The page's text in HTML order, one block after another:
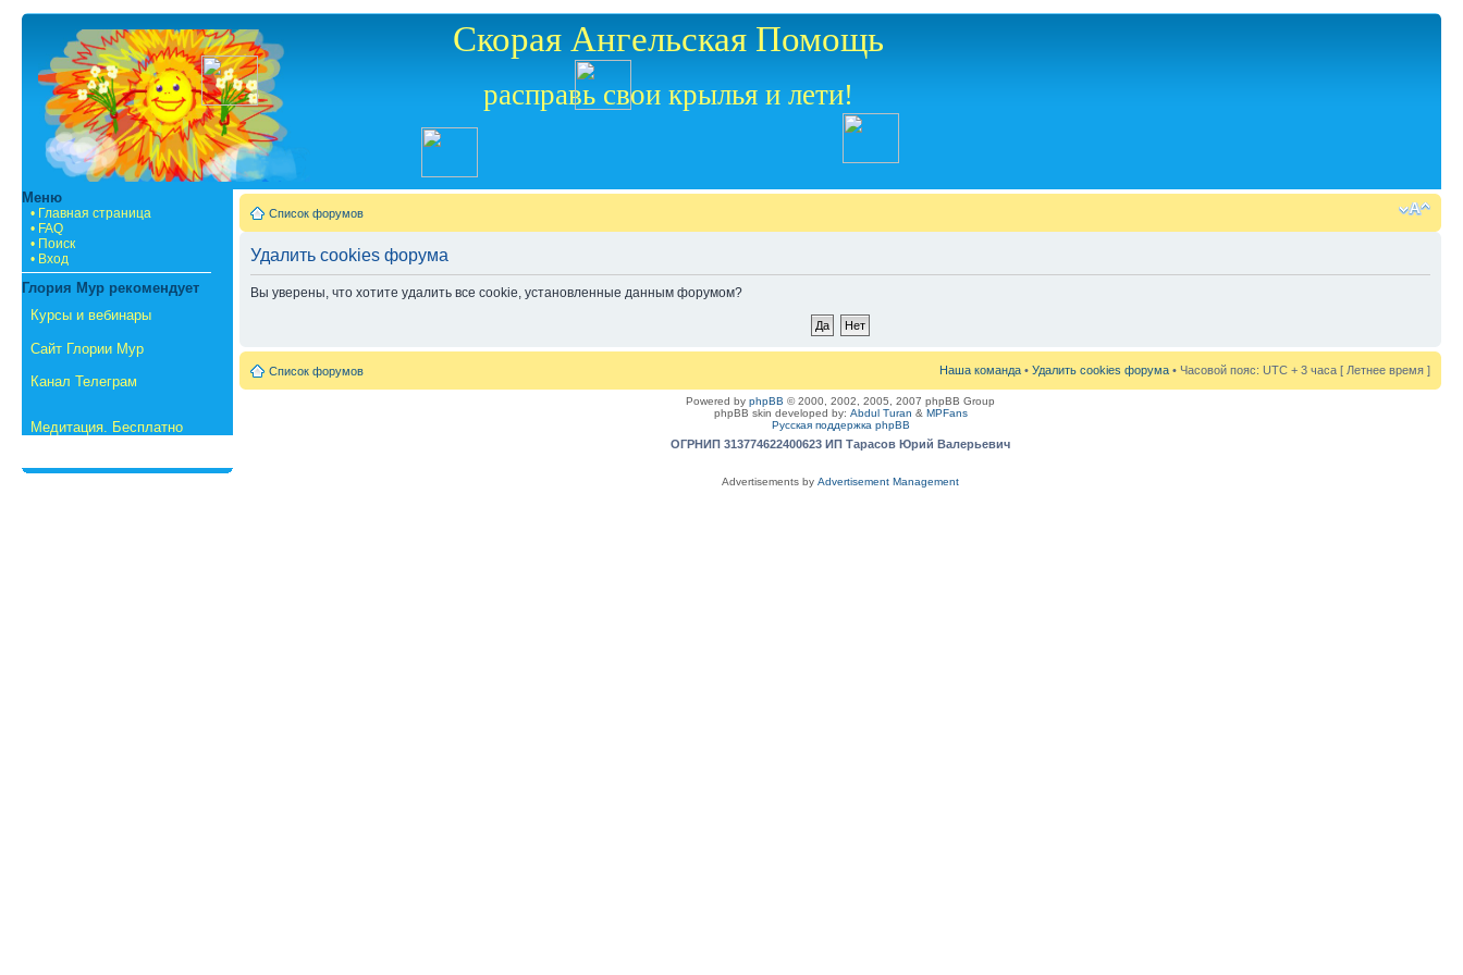
Скорая Ангельская Помощь
расправь свои крылья и лети!
Меню
• Главная страница
• FAQ
• Поиск
• Вход
Глория Мур рекомендует
Курсы и вебинары
Сайт Глории Мур
Канал Телеграм
Медитация. Бесплатно
Список форумов
Удалить cookies форума
Вы уверены, что хотите удалить все cookie, установленные данным форумом?
Список форумов Наша команда • Удалить cookies форума • Часовой пояс: UTC + 3 часа [ Летнее время ]
Powered by phpBB © 2000, 2002, 2005, 2007 phpBB Group
phpBB skin developed by: Abdul Turan & MPFans
Русская поддержка phpBB
ОГРНИП 313774622400623 ИП Тарасов Юрий Валерьевич
Advertisements by Advertisement Management